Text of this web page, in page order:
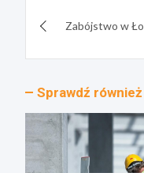
wpisuZabójstwo w
Sprawdź również